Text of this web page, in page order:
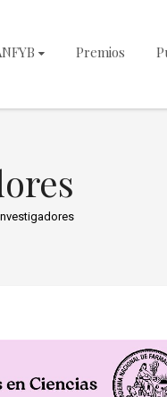
Premios